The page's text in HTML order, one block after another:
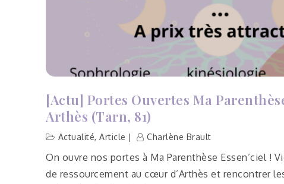
[Actu] Portes Ouvertes Ma
Arthès (Tarn, 81)
Actualité, Article Charlène Brault
On ouvre nos portes à Ma Parenthèse Essen’ciel !
de ressourcement au cœur d’Arthès et rencontrer